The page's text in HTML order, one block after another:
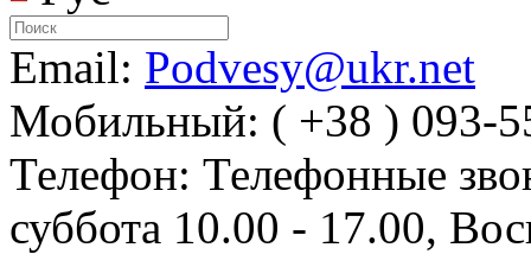
Email: Podvesy@ukr.net
Мобильный: ( +38 ) 093-
Телефон: Телефонные
суббота 10.00 - 17.00,